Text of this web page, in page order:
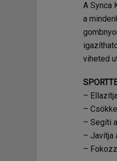
A Synca
a
viheted
–
–
– Segíti
– Javítja
–